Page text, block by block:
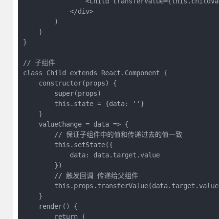
            </div>
        )
    }
}
// 子组件
class Child extends React.Component {
    constructor(props) {
        super(props)
        this.state = {data: ''}
    }
    valueChange = data => {
        // 保证子组件中的值和传递过去的值一致
        this.setState({
            data: data.target.value
        })
        // 触发回调 传递给父组件
    }
    render() {
        return (